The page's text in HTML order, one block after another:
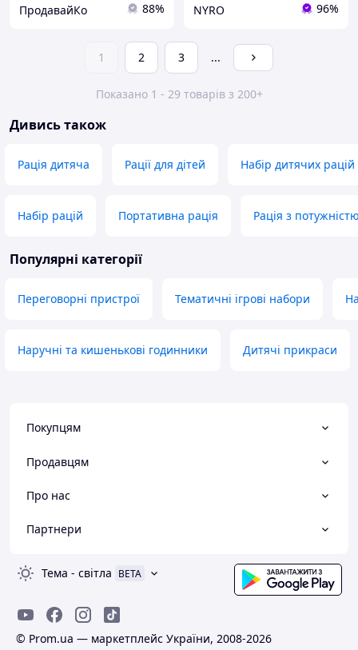
ПродавайКо 88% NYRO 96%
1 2 3 ...
Показано 1 - 29 товарів з 200+
Дивись також
Рація дитяча Рації для дітей Набір дитячих рацій
Набір рацій Портативна рація Рація з
Популярні категорії
Переговорні пристрої Тематичні ігрові набори
Наручні та кишенькові годинники Дитячі прикраси
Покупцям
Продавцям
Про нас
Партнери
Тема - світла BETA
© Prom.ua — маркетплейс України, 2008-2026